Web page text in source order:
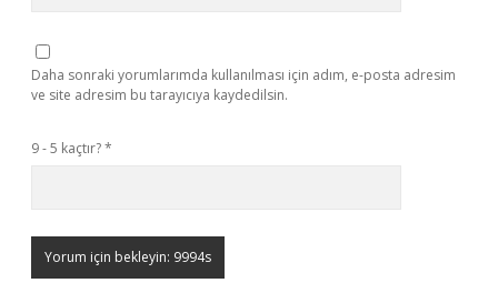
Daha sonraki yorumlarımda kullanılması için adım, e-posta adresim
ve site adresim bu tarayıcıya kaydedilsin.
9 - 5 kaçtır?*